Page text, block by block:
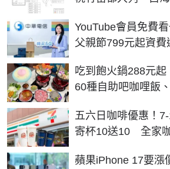
YouTube會員免費
父親節799元起資費
吃到飽火鍋288元
60種自助吧咖哩飯
五六日咖啡優惠！
寄杯10送10 全家
蘋果iPhone 17要漲